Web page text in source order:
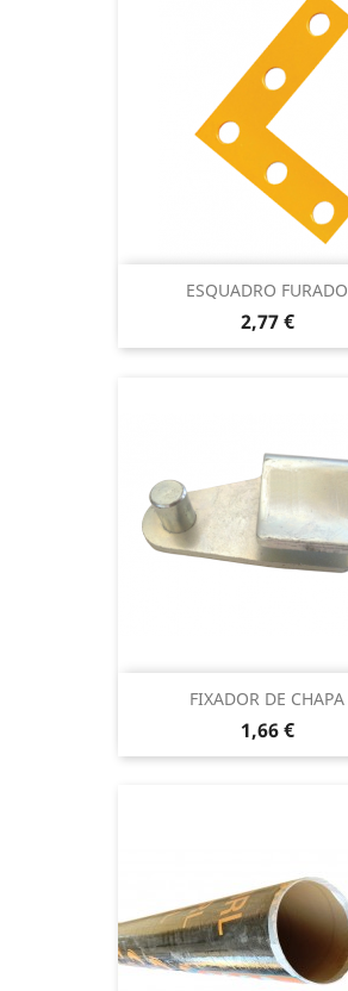
ESQUADRO FURADO
Preço
2,77 €
FIXADOR DE CHAPA
Preço
1,66 €